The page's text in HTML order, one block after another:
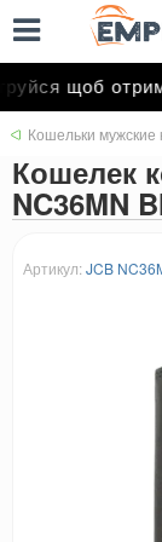
щоб
Кошельки мужские
Кошелек
NC36MN
Артикул: JCB